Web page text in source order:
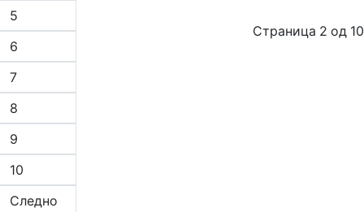
5
6
7
8
9
10
Следно
Страница 2 од 10